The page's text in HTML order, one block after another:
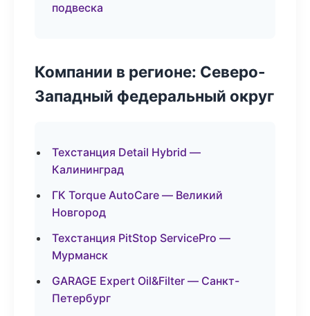
подвеска
Компании в регионе: Северо-
Западный федеральный округ
Техстанция Detail Hybrid —
Калининград
ГК Torque AutoCare — Великий
Новгород
Техстанция PitStop ServicePro —
Мурманск
GARAGE Expert Oil&Filter — Санкт-
Петербург